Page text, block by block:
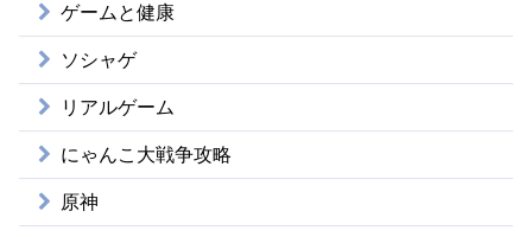
ゲームと健康
ソシャゲ
リアルゲーム
にゃんこ大戦争攻略
原神